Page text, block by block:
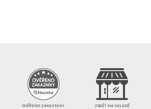
OVĚŘENO ZÁKAZNÍKY
ZBOŽÍ NA SKLADĚ